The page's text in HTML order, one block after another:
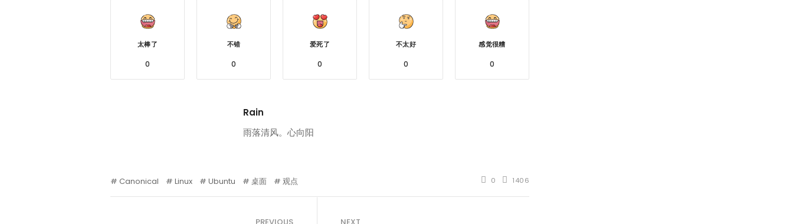
太棒了
0
不错
0
爱死了
0
不太好
0
感觉很糟
0
Rain
雨落清风。心向阳
Canonical Linux Ubuntu 桌面 观点 0 1406